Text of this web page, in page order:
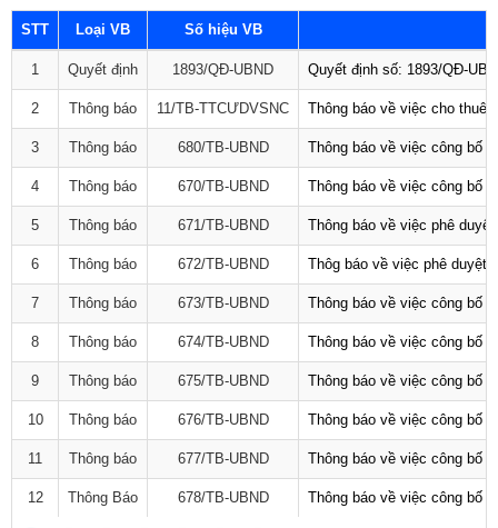
STT Loại VB Số hiệu VB
1 Quyết định 1893/QĐ-UBND Quyết định số: 1893/QĐ-
2 Thông báo 11/TB-TTCƯDVSNC Thông báo về việc cho thuê
3 Thông báo 680/TB-UBND Thông báo về việc công bố
4 Thông báo 670/TB-UBND Thông báo về việc công bố
5 Thông báo 671/TB-UBND Thông báo về việc phê
6 Thông báo 672/TB-UBND Thôg báo về việc phê duyệt
7 Thông báo 673/TB-UBND Thông báo về việc công bố
8 Thông báo 674/TB-UBND Thông báo về việc công bố
9 Thông báo 675/TB-UBND Thông báo về việc công bố
10 Thông báo 676/TB-UBND Thông báo về việc công bố
11 Thông báo 677/TB-UBND Thông báo về việc công bố
12 Thông Báo 678/TB-UBND Thông báo về việc công bố